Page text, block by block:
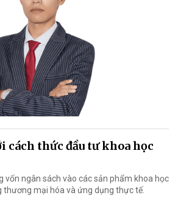
cách thức đầu tư khoa học
vốn ngân sách vào các sản phẩm khoa học
thương mại hóa và ứng dụng thực tế.